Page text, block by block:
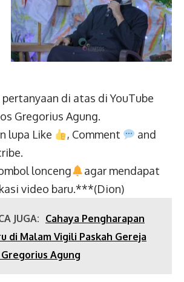
pertanyaan di atas di YouTube
Gregorius Agung.
lupa Like
, Comment
and
lonceng
agar mendapat
video baru.***(Dion)
JUGA:
Cahaya Pengharapan
di Malam Vigili Paskah Gereja
Agung